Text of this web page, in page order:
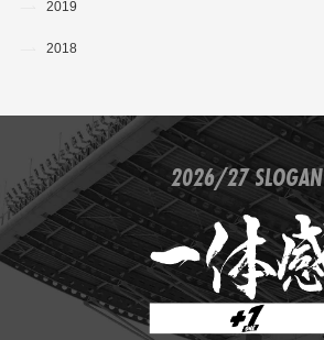
2019
2018
2026/27 SLOGAN